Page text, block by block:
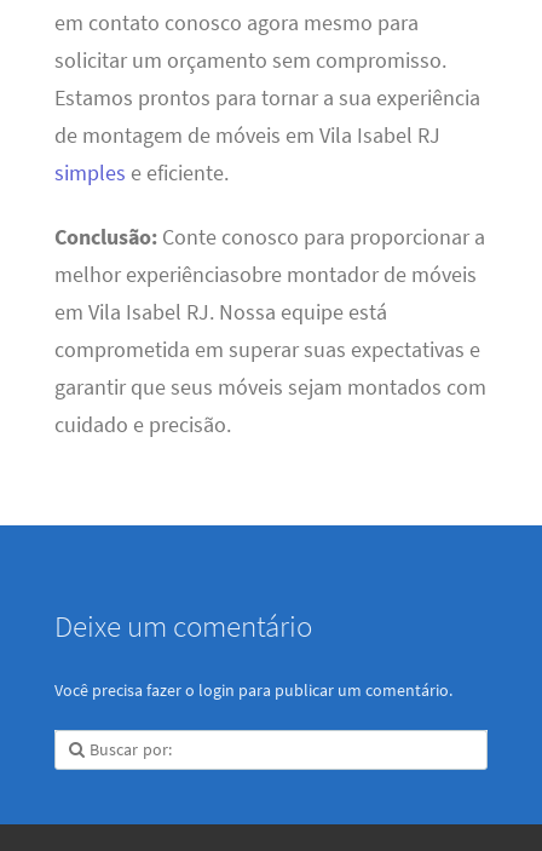
em contato conosco agora mesmo para
solicitar um orçamento sem compromisso.
Estamos prontos para tornar a sua experiência
de montagem de móveis em Vila Isabel RJ
simples e eficiente.
Conclusão:Conte conosco para proporcionar a
melhor experiênciasobre montador de móveis
em Vila Isabel RJ. Nossa equipe está
comprometida em superar suas expectativas e
garantir que seus móveis sejam montados com
cuidado e precisão.
Deixe um comentário
Você precisa fazer o login para publicar um comentário.